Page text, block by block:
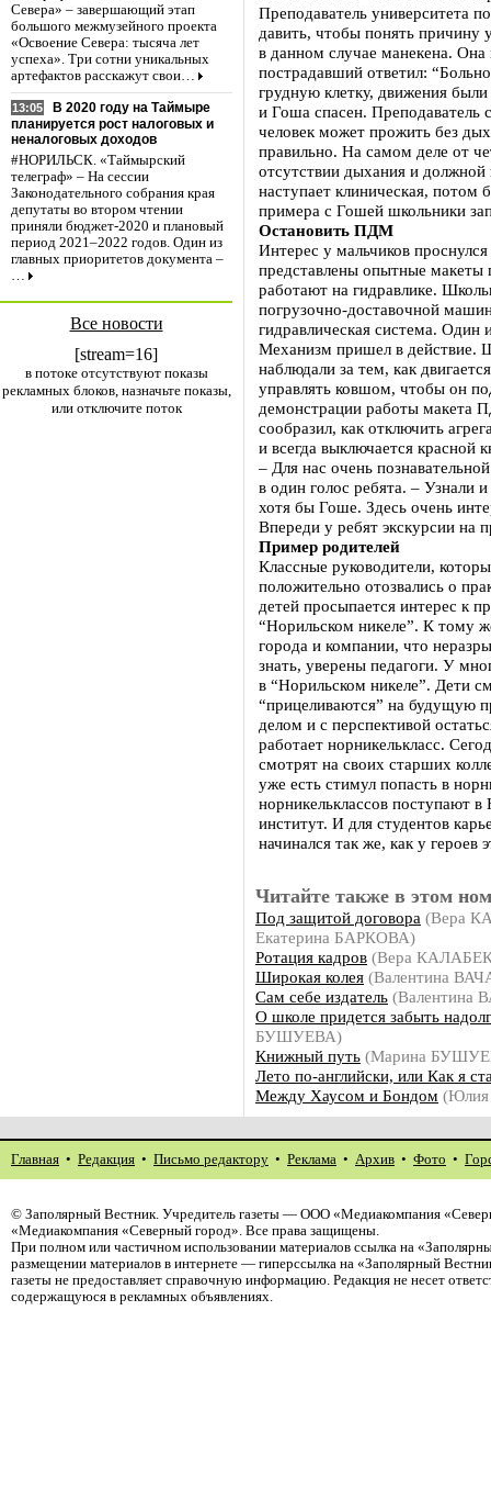
Севера» – завершающий этап
большого межмузейного проекта
«Освоение Севера: тысяча лет
успеха». Три сотни уникальных
артефактов расскажут свои…
13:05
В 2020 году на Таймыре
планируется рост налоговых и
неналоговых доходов
#НОРИЛЬСК. «Таймырский
телеграф» – На сессии
Законодательного собрания края
депутаты во втором чтении
приняли бюджет-2020 и плановый
период 2021–2022 годов. Один из
главных приоритетов документа –
…
Все новости
[stream=16]
в потоке отсутствуют показы
рекламных блоков, назначьте показы,
или отключите поток
Преподаватель университета
давить, чтобы понять причину
в данном случае манекена. Она
пострадавший ответил:
грудную клетку, движения
и Гоша спасен. Преподаватель
человек может прожить без
правильно. На самом деле от
отсутствии дыхания и
наступает клиническая, потом
примера с Гошей школьники
Остановить ПДМ
Интерес у мальчиков
представлены опытные
работают на гидравлике.
погрузочно-доставочной
гидравлическая система. Один
Механизм пришел в действие.
наблюдали за тем, как
управлять ковшом, чтобы он
демонстрации работы макета
сообразил, как отключить
и всегда выключается красной
– Для нас очень
в один голос ребята. – Узнали
хотя бы Гоше. Здесь очень
Впереди у ребят экскурсии на
Пример родителей
Классные руководители,
положительно отозвались о
детей просыпается интерес к
“Норильском никеле”. К тому
города и компании, что
знать, уверены педагоги. У
в “Норильском никеле”. Дети
“прицеливаются” на будущую
делом и с перспективой
работает норникелькласс.
смотрят на своих старших
уже есть стимул попасть в
норникельклассов поступают
институт. И для студентов
начинался так же, как у героев
Читайте также в этом
Под защитой договора (Вера
Екатерина БАРКОВА)
Ротация кадров (Вера
Широкая колея (Валентина
Сам себе издатель (Валентина
О школе придется забыть
БУШУЕВА)
Книжный путь (Марина
Лето по-английски, или Как я
Между Хаусом и Бондом
Главная • Редакция • Письмо редактору • Реклама • Архив • Фото •
© Заполярный Вестник. Учредитель газеты — ООО «Медиакомпания
«Медиакомпания «Северный город». Все права защищены.
При полном или частичном использовании материалов ссылка на
размещении материалов в интернете — гиперссылка на «Заполярный
газеты не предоставляет справочную информацию. Редакция не несет
содержащуюся в рекламных объявлениях.